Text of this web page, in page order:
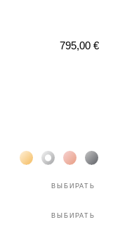
795,00 €
Жёлтое золото 18К
Белое золото
Розовое
ВЫБИРАТЬ
ВЫБИРАТЬ